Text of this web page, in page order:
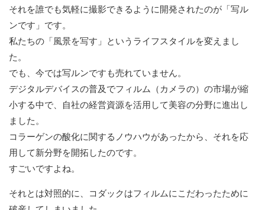
それを誰でも気軽に撮影できるように開発されたのが「写ル
ンです」です。
私たちの「風景を写す」というライフスタイルを変えまし
た。
でも、今では写ルンですも売れていません。
デジタルデバイスの普及でフィルム（カメラの）の市場が縮
小する中で、自社の経営資源を活用して美容の分野に進出し
ました。
コラーゲンの酸化に関するノウハウがあったから、それを応
用して新分野を開拓したのです。
すごいですよね。
それとは対照的に、コダックはフィルムにこだわったために